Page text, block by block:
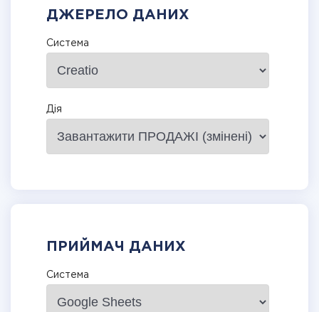
ДЖЕРЕЛО ДАНИХ
Система
Дія
ПРИЙМАЧ ДАНИХ
Система